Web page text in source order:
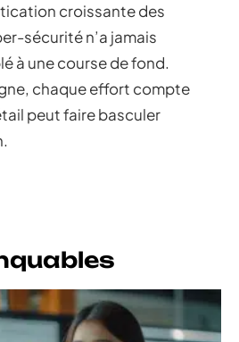
croissante des
sécurité n’a jamais
à une course de fond.
chaque effort compte
peut faire basculer